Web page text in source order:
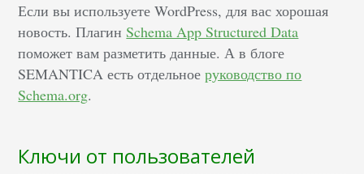
Если вы используете WordPress, для вас хорошая
новость. ПлагинSchema App Structured Data
поможет вам разметить данные. А в блоге
SEMANTICA есть отдельноеруководство по
Schema.org.
Ключи от пользователей